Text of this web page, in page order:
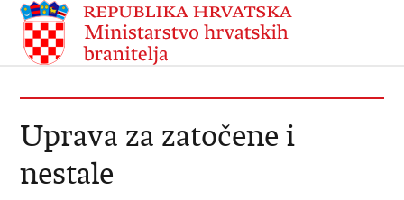
Uprava za zatočene i
nestale